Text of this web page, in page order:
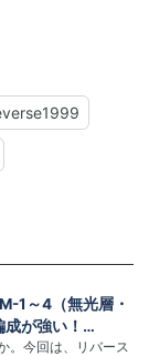
1～4（無光層・
成が強い！…
。今回は、リバース